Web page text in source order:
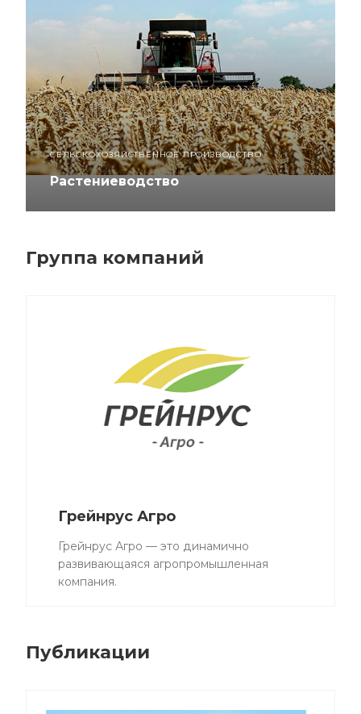
СЕЛЬСКОХОЗЯЙСТВЕННОЕ ПРОИЗВОДСТВО
Растениеводство
Группа компаний
Грейнрус Агро
Грейнрус Агро — это динамично
развивающаяся агропромышленная
компания.
Публикации